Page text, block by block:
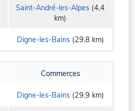
Saint-André-les-Alpes (4,4
km)
Digne-les-Bains(29,8 km)
Commerces
Digne-les-Bains(29,9 km)